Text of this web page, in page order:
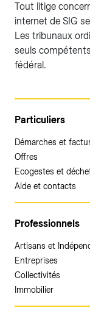
Tout litige
internet de SIG
Les tribunaux
seuls
fédéral.
Particuliers
Démarches et
Offres
Ecogestes et
Aide et contacts
Professionnels
Artisans et
Entreprises
Collectivités
Immobilier